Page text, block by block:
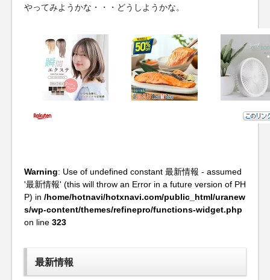
やってみようかな・・・どうしようかな。
Warning: Use of undefined constant 最新情報 - assumed
'最新情報' (this will throw an Error in a future version of PH
P) in /home/hotnavi/hotxnavi.com/public_html/uranew
s/wp-content/themes/refinepro/functions-widget.php
on line 323
最新情報